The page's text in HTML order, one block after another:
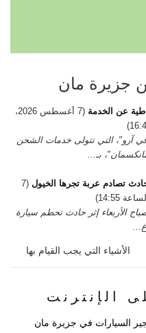
جزيرة مان
عن الخدمة
(7 أغسطس 2026،
آرو"، التي تتولى خدمات الشحن
بـ...
(7
الأربعاء إثر حادث تحطم سيارة
الأشياء التي يجب القيام بها
الإنترنت
السيارات في جزيرة مان